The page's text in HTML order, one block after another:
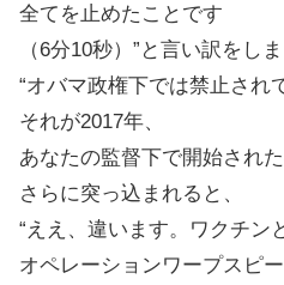
全てを止めたことです
（6分10秒）”と言い訳をしま
“オバマ政権下では禁止され
それが2017年、
あなたの監督下で開始され
さらに突っ込まれると、
“ええ、違います。ワクチン
オペレーションワープスピー